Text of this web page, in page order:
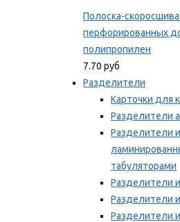
Полоска-
перфорированных
полипропилен
7.70 руб
Разделители
Карточки для
Разделители
Разделители
табуляторами
Разделители
Разделители
Разделители